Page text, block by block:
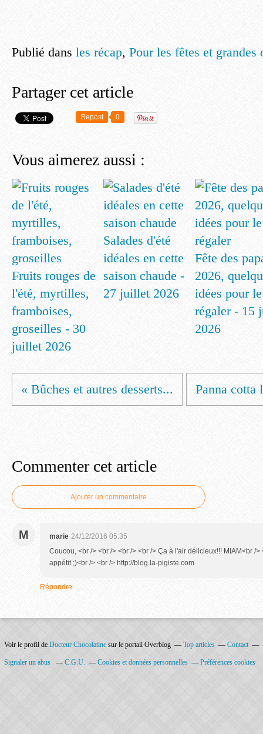
Publié dans les récap, Pour les fêtes et grandes
Partager cet article
Repost 0
Vous aimerez aussi :
Fruits rouges de
l'été, myrtilles,
framboises,
groseilles - 30
juillet 2026
Salades d'été
idéales en cette
saison chaude -
27 juillet 2026
Fête des
2026,
idées pour le
régaler - 15
2026
« Bûches et autres desserts... Panna cotta
Commenter cet article
Ajouter un commentaire
M marie 24/12/2016 05:35
Coucou, <br /> <br /> <br /> <br /> Ça à l'air délicieux!!! MIAM<br /
appétit ;)<br /> <br /> http://blog.la-pigiste.com
Répondre
Voir le profil de Docteur Chocolatine sur le portail Overblog Top articles Contact
Signaler un abus C.G.U. Cookies et données personnelles Préférences cookies